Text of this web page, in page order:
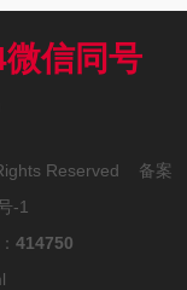
信同号
Reserved 备案
-1
414750